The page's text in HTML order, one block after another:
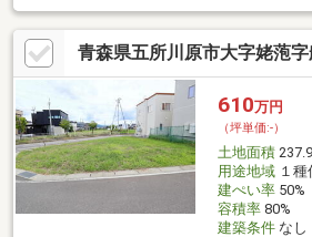
所」バス停まで約220m徒歩3分/マクドナ
約360m徒歩5分/セブンイレブン五所川原中
徒歩6分/エルムの街まで約960m＊＊備考＊
ています。(第一種住居地域 60％ 200％ /
50％ 80％)
青森県五所川原市大字姥萢
610万円
（坪単価:-）
土地面積
用途地域１種
建ぺい率50%
容積率80%
建築条件なし